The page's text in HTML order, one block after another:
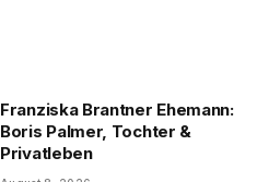
Franziska Brantner Ehemann:
Boris Palmer, Tochter &
Privatleben